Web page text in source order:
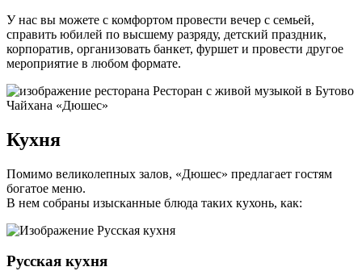
У нас вы можете с комфортом провести вечер с семьей,
справить юбилей по высшему разряду, детский праздник,
корпоратив, организовать банкет, фуршет и провести другое
мероприятие в любом формате.
Кухня
Помимо великолепных залов, «Дюшес» предлагает гостям
богатое меню.
В нем собраны изысканные блюда таких кухонь, как:
Русская кухня